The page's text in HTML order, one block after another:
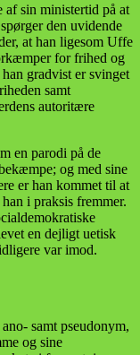
af sin ministertid på at
den uvidende
at han ligesom Uffe
for frihed og
gradvist er svinget
samt
autoritære
en parodi på de
og med sine
er han kommet til at
i praksis fremmer.
en dejligt uetisk
var imod.
samt pseudonym,
og sine